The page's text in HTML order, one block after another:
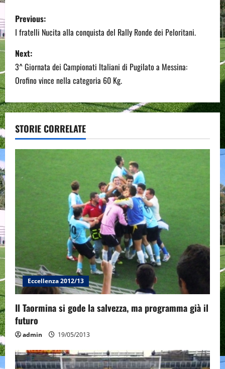
P
o
s
t
n
a
v
g
i
o
n
Previous:
I fratelli Nucita alla conquista del Rally Ronde dei Peloritani.
Next:
3^ Giornata dei Campionati Italiani di Pugilato a Messina:
Orofino vince nella categoria 60 Kg.
STORIE CORRELATE
Eccellenza 2012/13
Il Taormina si gode la salvezza, ma programma già il
futuro
admin 19/05/2013